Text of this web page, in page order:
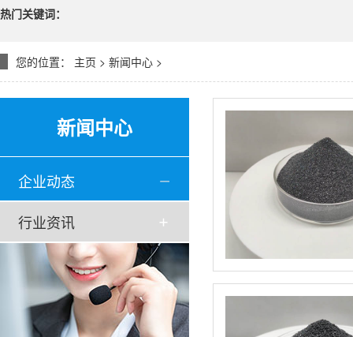
热门关键词：
您的位置： 主页 > 新闻中心 >
新闻中心
企业动态
行业资讯